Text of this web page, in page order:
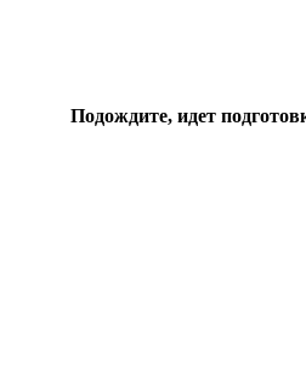
Подождите, идет